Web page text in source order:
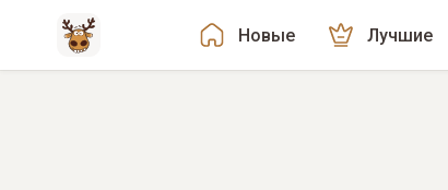
Новые Лучшие